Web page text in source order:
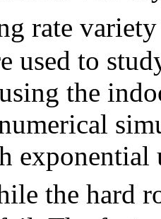
剪切破裂
增大呈塑
非线性卸